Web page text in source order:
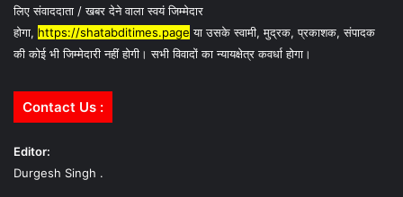
लिए संवाददाता / खबर देने वाला स्वयं जिम्मेदार
होगा, https://shatabditimes.page या उसके स्वामी, मुद्रक, प्रकाशक, संपादक
की कोई भी जिम्मेदारी नहीं होगी। सभी विवादों का न्यायक्षेत्र कवर्धा होगा।
Contact Us :
Editor:
Durgesh Singh .